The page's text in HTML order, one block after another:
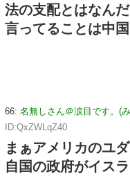
法の支配とはなん
言ってることは中
66: 名無しさん＠涙目です。(
ID:QxZWLqZ40
まぁアメリカのユ
自国の政府がイス